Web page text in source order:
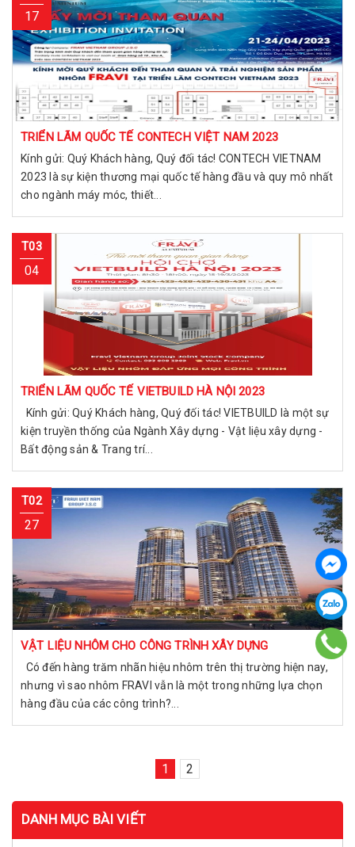
17
TRIỂN LÃM QUỐC TẾ CONTECH VIỆT NAM 2023
Kính gửi: Quý Khách hàng, Quý đối tác! CONTECH VIETNAM
2023 là sự kiện thương mại quốc tế hàng đầu và quy mô nhất
cho ngành máy móc, thiết...
T03
04
TRIỂN LÃM QUỐC TẾ VIETBUILD HÀ NỘI 2023
Kính gửi: Quý Khách hàng, Quý đối tác! VIETBUILD là một sự
kiện truyền thống của Ngành Xây dựng - Vật liệu xây dựng -
Bất động sản & Trang trí...
T02
27
VẬT LIỆU NHÔM CHO CÔNG TRÌNH XÂY DỰNG
nhưng vì sao nhôm FRAVI vẫn là một trong những lựa chọn
hàng đầu của các công trình?...
1 2
DANH MỤC BÀI VIẾT